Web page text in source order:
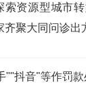
索资源型城市
齐聚大同问诊出
""抖音"等作罚款